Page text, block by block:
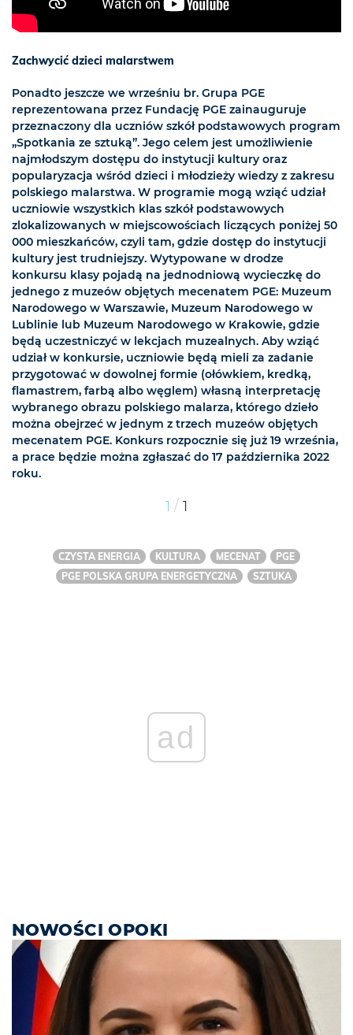
Zachwycić dzieci malarstwem
Ponadto jeszcze we wrześniu br. Grupa PGE
reprezentowana przez Fundację PGE zainauguruje
przeznaczony dla uczniów szkół podstawowych program
„Spotkania ze sztuką”. Jego celem jest umożliwienie
najmłodszym dostępu do instytucji kultury oraz
popularyzacja wśród dzieci i młodzieży wiedzy z zakresu
polskiego malarstwa. W programie mogą wziąć udział
uczniowie wszystkich klas szkół podstawowych
zlokalizowanych w miejscowościach liczących poniżej 50
000 mieszkańców, czyli tam, gdzie dostęp do instytucji
kultury jest trudniejszy. Wytypowane w drodze
konkursu klasy pojadą na jednodniową wycieczkę do
jednego z muzeów objętych mecenatem PGE: Muzeum
Narodowego w Warszawie, Muzeum Narodowego w
Lublinie lub Muzeum Narodowego w Krakowie, gdzie
będą uczestniczyć w lekcjach muzealnych. Aby wziąć
udział w konkursie, uczniowie będą mieli za zadanie
przygotować w dowolnej formie (ołówkiem, kredką,
flamastrem, farbą albo węglem) własną interpretację
wybranego obrazu polskiego malarza, którego dzieło
można obejrzeć w jednym z trzech muzeów objętych
mecenatem PGE. Konkurs rozpocznie się już 19 września,
a prace będzie można zgłaszać do 17 października 2022
roku.
1 / 1
CZYSTA ENERGIA KULTURA MECENAT
PGE
PGE POLSKA GRUPA ENERGETYCZNA
SZTUKA
ad
NOWOŚCI OPOKI